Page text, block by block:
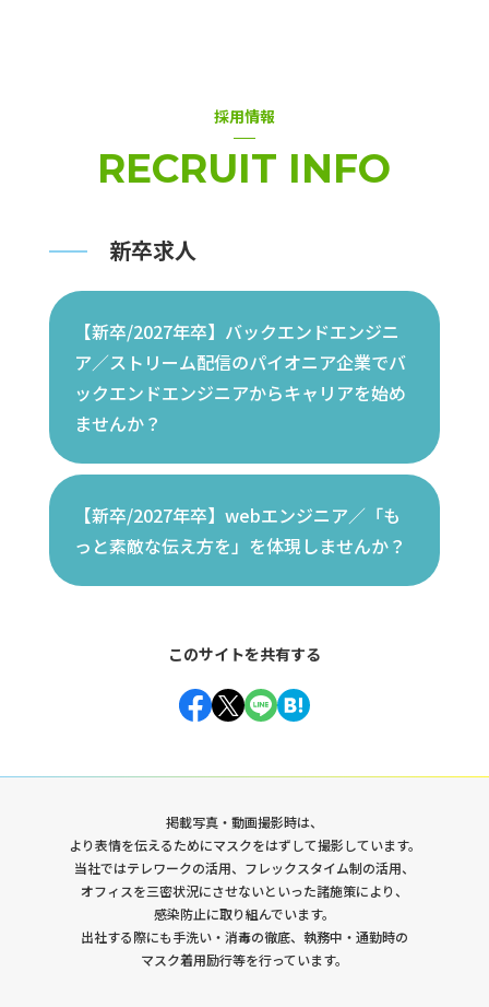
採用情報
RECRUIT INFO
新卒求人
【新卒/2027年卒】バックエンドエンジニ
ア／ストリーム配信のパイオニア企業でバ
ックエンドエンジニアからキャリアを始め
ませんか？
【新卒/2027年卒】webエンジニア／「も
っと素敵な伝え方を」を体現しませんか？
このサイトを共有する
Facebook
Twitter
LineHatena
掲載写真・動画撮影時は、
より表情を伝えるためにマスクをはずして撮影しています。
当社ではテレワークの活用、フレックスタイム制の活用、
オフィスを三密状況にさせないといった諸施策により、
感染防止に取り組んでいます。
出社する際にも手洗い・消毒の徹底、執務中・通勤時の
マスク着用励行等を行っています。